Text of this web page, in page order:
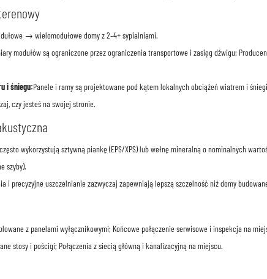
→ wielomodułowe domy z 2–4+ sypialniami.
modułów są ograniczone przez ograniczenia transportowe i zasięg dźwigu;
i śniegu:Panele i ramy są projektowane pod kątem lokalnych obciążeń wiatrem i
czy jesteś na swojej stronie.
wykorzystują sztywną piankę (EPS/XPS) lub wełnę mineralną o nominalnych
szyby).
i precyzyjne uszczelnianie zazwyczaj zapewniają lepszą szczelność niż domy
z panelami wyłącznikowymi; Końcowe połączenie serwisowe i inspekcja na
stosy i pościgi; Połączenia z siecią główną i kanalizacyjną na miejscu.